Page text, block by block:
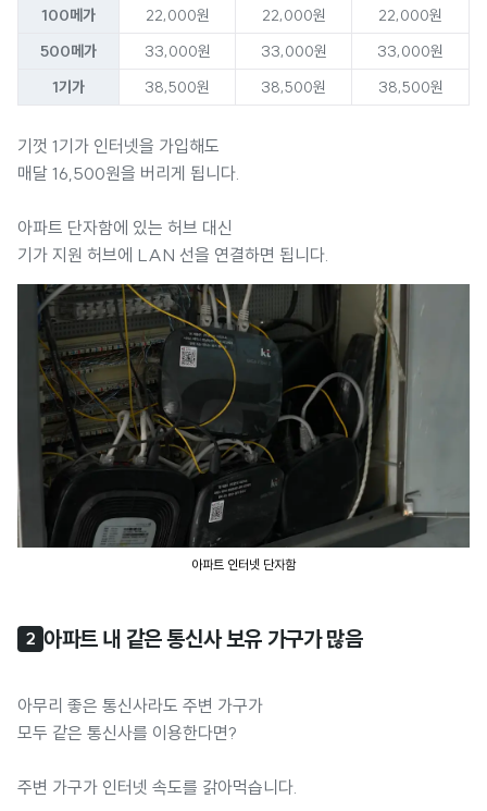
100메가
22,000원 22,000원
22,000원
500메가
33,000원 33,000원
33,000원
1기가
38,500원 38,500원 38,500원
기껏 1기가 인터넷을 가입해도
매달 16,500원을 버리게 됩니다.
아파트 단자함에 있는 허브 대신
기가 지원 허브에 LAN 선을 연결하면 됩니다.
아파트 인터넷 단자함
2 아파트 내 같은 통신사 보유 가구가 많음
아무리 좋은 통신사라도 주변 가구가
모두 같은 통신사를 이용한다면?
주변 가구가 인터넷 속도를 갉아먹습니다.